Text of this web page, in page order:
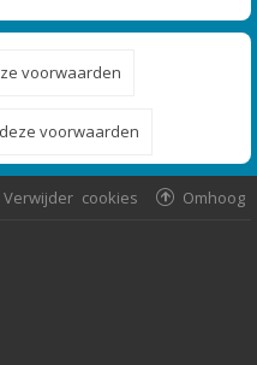
Omhoog
Verwijder cookies